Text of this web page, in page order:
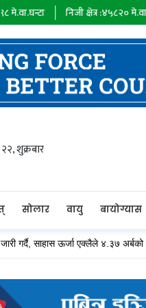
निजी क्षेत्र : ४५८२०मे.वा.घन्टा
शुक्रबार
सोलार वायु बायोग्यास
ऊर्जा एक्लैले ४.३७ अर्बको ल्याउँदै